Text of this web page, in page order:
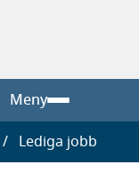
Meny
Lediga jobb